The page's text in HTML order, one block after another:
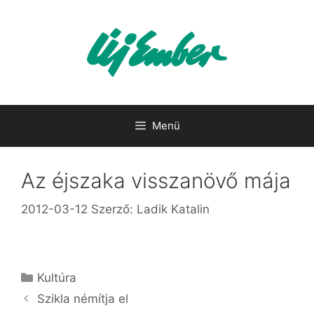
Menü
Az éjszaka visszanövő mája
2012-03-12 Szerző: Ladik Katalin
Kategória
Kultúra
Szikla némítja el